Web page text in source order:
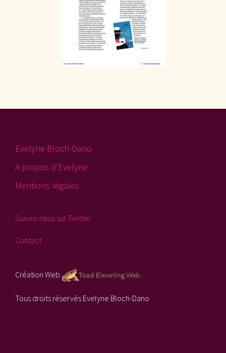
Evelyne Bloch-Dano
A propos d’Evelyne
Mentions légales
Suivez-nous sur Twitter
Contact
Création Web
Tous droits réservés Evelyne Bloch-Dano